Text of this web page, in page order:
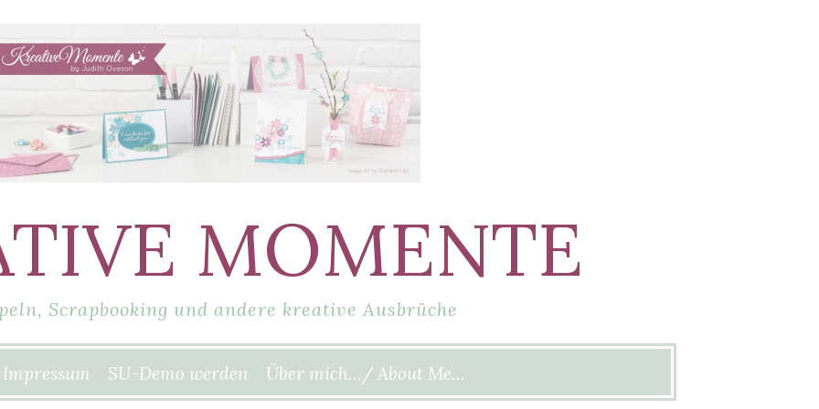
MOMENTE
Scrapbooking und andere kreative Ausbrüche
Impressum SU-Demo werden Über mich…/ About Me…